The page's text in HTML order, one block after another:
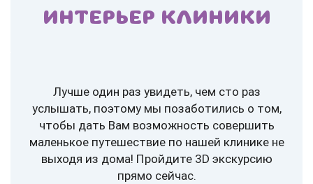
ИНТЕРЬЕР КЛИНИКИ
Лучше один раз увидеть, чем сто раз
услышать, поэтому мы позаботились о том,
чтобы дать Вам возможность совершить
маленькое путешествие по нашей клинике не
выходя из дома! Пройдите 3D экскурсию
прямо сейчас.